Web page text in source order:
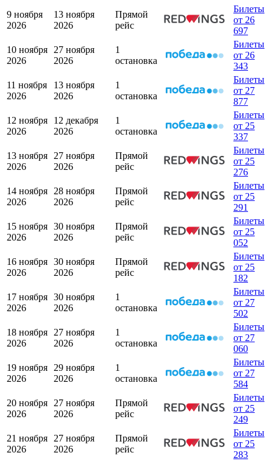
9 ноября
2026
13 ноября
2026
Прямой
рейс
Билеты
от 26
697
10 ноября
2026
27 ноября
2026
1
остановка
Билеты
от 26
343
11 ноября
2026
13 ноября
2026
1
остановка
Билеты
от 27
877
12 ноября
2026
12 декабря
2026
1
остановка
Билеты
от 25
337
13 ноября
2026
27 ноября
2026
Прямой
рейс
Билеты
от 25
276
14 ноября
2026
28 ноября
2026
Прямой
рейс
Билеты
от 25
291
15 ноября
2026
30 ноября
2026
Прямой
рейс
Билеты
от 25
052
16 ноября
2026
30 ноября
2026
Прямой
рейс
Билеты
от 25
182
17 ноября
2026
30 ноября
2026
1
остановка
Билеты
от 27
502
18 ноября
2026
27 ноября
2026
1
остановка
Билеты
от 27
060
19 ноября
2026
29 ноября
2026
1
остановка
Билеты
от 27
584
20 ноября
2026
27 ноября
2026
Прямой
рейс
Билеты
от 25
249
21 ноября
2026
27 ноября
2026
Прямой
рейс
Билеты
от 25
283